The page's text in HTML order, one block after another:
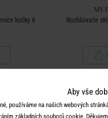
kočky 6
MY
Rozlišovače
Aby vše
používáme na našich webových
základních souborů cookie.